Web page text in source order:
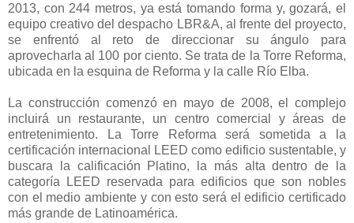
2013, con 244 metros, ya está tomando forma y, gozará, el
equipo creativo del despacho LBR&A, al frente del proyecto,
se enfrentó al reto de direccionar su ángulo para
aprovecharla al 100 por ciento. Se trata de la Torre Reforma,
ubicada en la esquina de Reforma y la calle Río Elba.
La construcción comenzó en mayo de 2008, el complejo
incluirá un restaurante, un centro comercial y áreas de
entretenimiento. La Torre Reforma será sometida a la
certificación internacional LEED como edificio sustentable, y
buscara la calificación Platino, la más alta dentro de la
categoría LEED reservada para edificios que son nobles
con el medio ambiente y con esto será el edificio certificado
más grande de Latinoamérica.